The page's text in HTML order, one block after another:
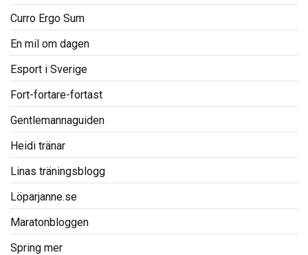
Curro Ergo Sum
En mil om dagen
Esport i Sverige
Fort-fortare-fortast
Gentlemannaguiden
Heidi tränar
Linas träningsblogg
Löparjanne.se
Maratonbloggen
Spring mer